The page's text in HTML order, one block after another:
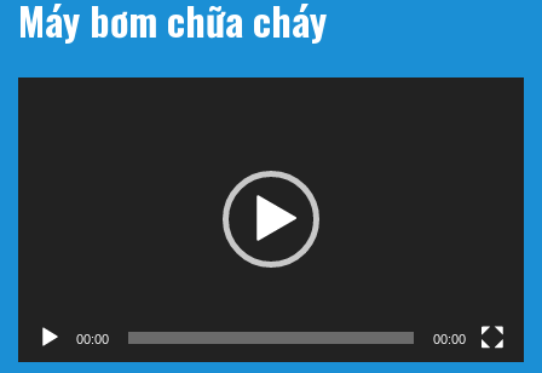
Máy bơm chữa cháy
00:00 00:00